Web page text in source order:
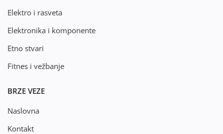
Elektro i rasveta
Elektronika i komponente
Etno stvari
Fitnes i vežbanje
BRZE VEZE
Naslovna
Kontakt